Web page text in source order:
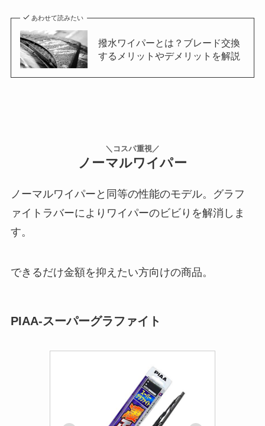
あわせて読みたい
撥水ワイパーとは？ブレード交換
するメリットやデメリットを解説
＼コスパ重視／
ノーマルワイパー
ノーマルワイパーと同等の性能のモデル。グラフ
ァイトラバーによりワイパーのビビりを解消しま
す。
できるだけ金額を抑えたい方向けの商品。
PIAA-スーパーグラファイト